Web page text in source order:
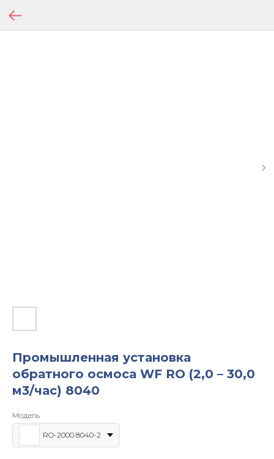
Промышленная установка
обратного осмоса WF RO (2,0 – 30,0
м3/час) 8040
Модель
RO-2000 8040-2